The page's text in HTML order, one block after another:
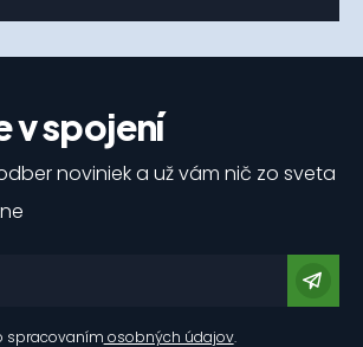
v spojení
noviniek a už vám nič zo sveta
spracovaním osobných údajov.